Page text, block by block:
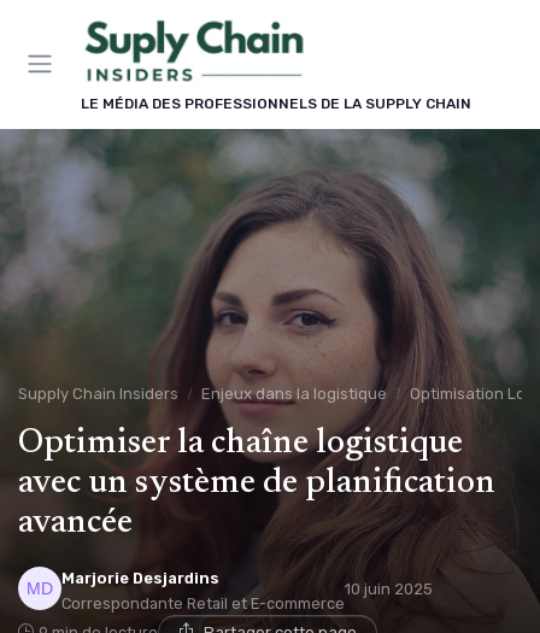
LE MÉDIA DES PROFESSIONNELS DE LA SUPPLY CHAIN
Supply Chain Insiders Enjeux dans la logistique Optimisation
Optimiser la chaîne logistique
avec un système de planification
avancée
Marjorie Desjardins
Correspondante Retail et E-commerce
10 juin 2025
Panneau de gestion des cookies